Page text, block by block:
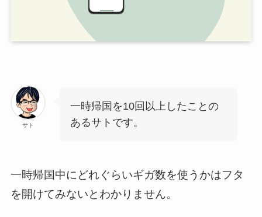
サト
一時帰国を10回以上したことの
あるサトです。
一時帰国中にどれぐらいギガ数を使うかはフタ
を開けてみないとわかりません。